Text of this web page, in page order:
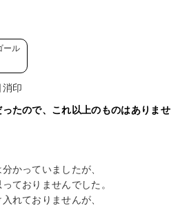
ール
消印
たので、これ以上のものはありませ
かっていましたが、
ておりませんでした。
れておりませんが、